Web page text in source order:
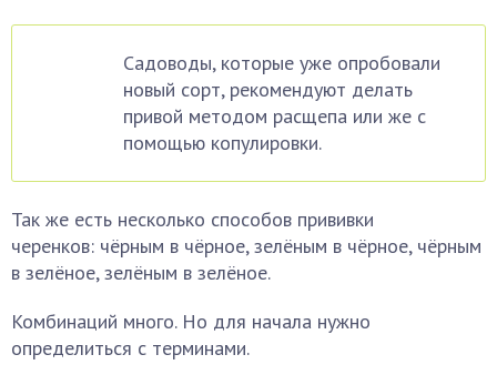
Садоводы, которые уже опробовали
новый сорт, рекомендуют делать
привой методом расщепа или же с
помощью копулировки.
Так же есть несколько способов прививки
черенков: чёрным в чёрное, зелёным в чёрное, чёрным
в зелёное, зелёным в зелёное.
Комбинаций много. Но для начала нужно
определиться с терминами.